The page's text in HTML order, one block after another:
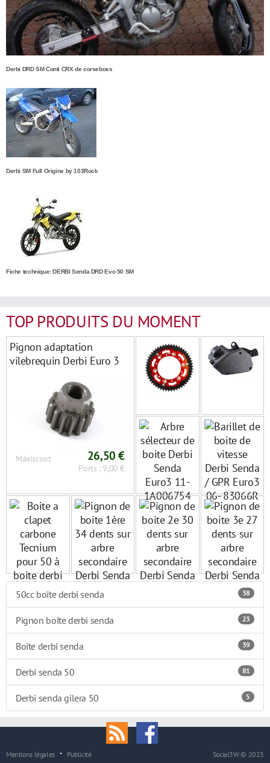
Derbi DRD SM Conti CRX de corseboss
Derbi SM Full Origine by 103Rock
Fiche technique: DERBI Senda DRD Evo 50 SM
TOP PRODUITS DU MOMENT
Pignon adaptation
vilebrequin Derbi Euro 3
Maxiscoot 26,50 €
Ports : 9,00 €
38
50cc boîte derbi senda
23
Pignon boîte derbi senda
39
Boîte derbi senda
81
Derbi senda 50
5
Derbi senda gilera 50
Social3W © 2023
Mentions légales Publicité